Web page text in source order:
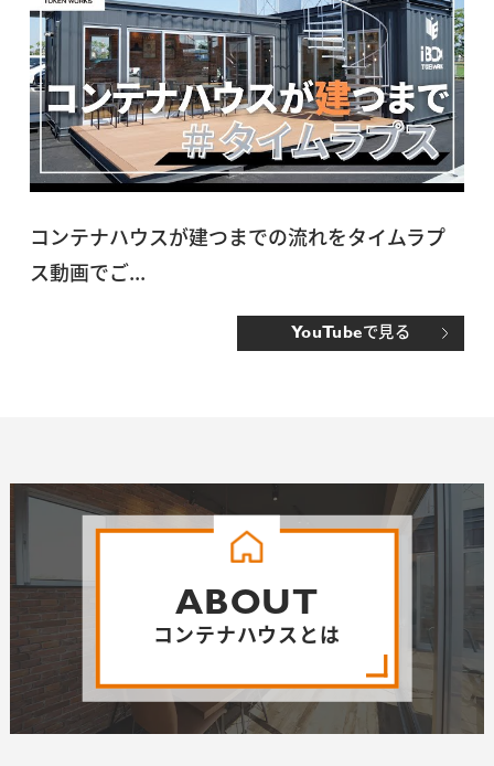
コンテナハウスが建つまでの流れをタイムラプ
ス動画でご...
YouTubeで見る
ABOUT
コンテナハウスとは